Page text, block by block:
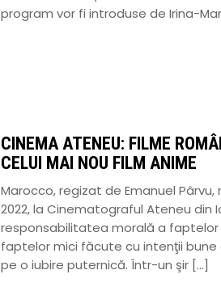
program vor fi introduse de Irina-
CINEMA ATENEU: FILME
CELUI MAI NOU FILM ANIME
Marocco, regizat de Emanuel
2022, la Cinematograful Ateneu din
responsabilitatea morală a
faptelor mici făcute cu intenţii
pe o iubire puternică. Într-un şir […]